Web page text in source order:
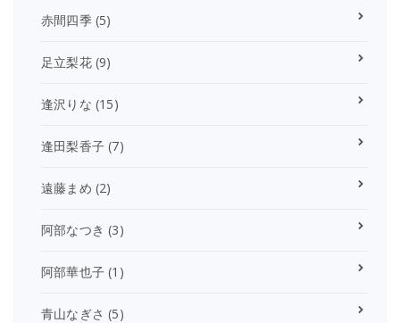
赤間四季(5)
足立梨花(9)
逢沢りな (15)
逢田梨香子 (7)
遠藤まめ (2)
阿部なつき (3)
阿部華也子 (1)
青山なぎさ (5)